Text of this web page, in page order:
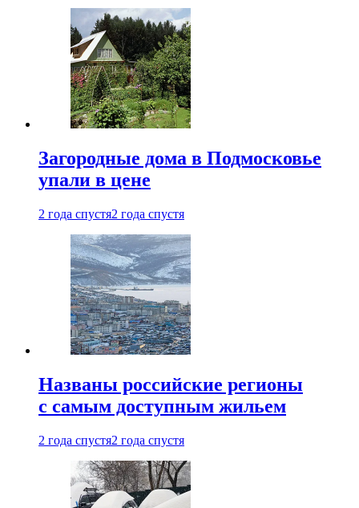
Загородные дома в Подмосковье
упали в цене
2 года спустя2 года спустя
Названы российские регионы
с самым доступным жильем
2 года спустя2 года спустя